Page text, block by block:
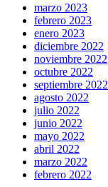
marzo 2023
febrero 2023
enero 2023
diciembre 2022
noviembre 2022
octubre 2022
septiembre 2022
agosto 2022
julio 2022
junio 2022
mayo 2022
abril 2022
marzo 2022
febrero 2022